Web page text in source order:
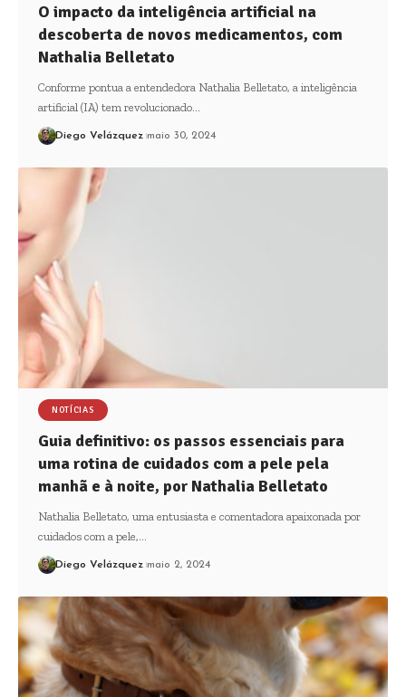
O impacto da inteligência artificial na
descoberta de novos medicamentos, com
Nathalia Belletato
Conforme pontua a entendedora Nathalia Belletato, a inteligência
artificial (IA) tem revolucionado…
Diego Velázquez maio 30, 2024
NOTÍCIAS
Guia definitivo: os passos essenciais para
uma rotina de cuidados com a pele pela
manhã e à noite, por Nathalia Belletato
Nathalia Belletato, uma entusiasta e comentadora apaixonada por
cuidados com a pele,…
Diego Velázquez maio 2, 2024